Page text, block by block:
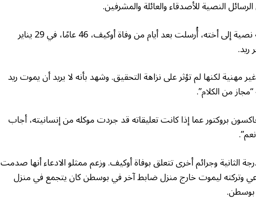
النصية للأصدقاء والعائلة والمشرفين.
واعترف بروكتور أيضًا بكتابة رسالة نصية إلى أخته، أُرسلت بعد أيام من وفاة أوكيف، 46 عامًا، في 29 يناير
مهنية لكنها لم تؤثر على نزاهة التحقيق. وشهد بأنه لا يريد أن يموت ريد
من الكلام”.
بروكتور عما إذا كانت تعليقاته قد جردت موكله من إنسانيته، أجاب
الدرجة الثانية وجرائم أخرى تتعلق بوفاة أوكيف. وزعم ممثلو الادعاء أنها صدمت
وتركته ليموت خارج منزل ضابط آخر في بوسطن كان يتجمع في منزل
بوسطن.